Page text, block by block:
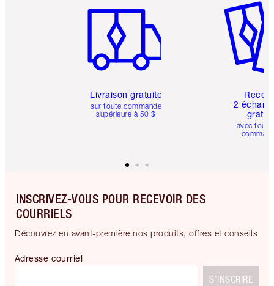
Livraison gratuite
sur toute commande
supérieure à 50 $
2
avec
INSCRIVEZ-VOUS POUR RECEVOIR DES
COURRIELS
Découvrez en avant-première nos produits, offres et conseils
Adresse courriel
S’INSCRIRE